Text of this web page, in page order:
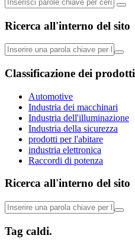
Ricerca all'interno del sito
Classificazione dei prodotti
Automotive
Industria dei macchinari
Industria dell'illuminazione
Industria della sicurezza
prodotti per l'abitare
industria elettronica
Raccordi di potenza
Ricerca all'interno del sito
Tag caldi.